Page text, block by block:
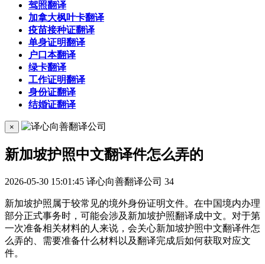
驾照翻译
加拿大枫叶卡翻译
疫苗接种证翻译
单身证明翻译
户口本翻译
绿卡翻译
工作证明翻译
身份证翻译
结婚证翻译
×
新加坡护照中文翻译件怎么弄的
2026-05-30 15:01:45 译心向善翻译公司 34
新加坡护照属于较常见的境外身份证明文件。在中国境内办理
部分正式事务时，可能会涉及新加坡护照翻译成中文。对于第
一次准备相关材料的人来说，会关心新加坡护照中文翻译件怎
么弄的、需要准备什么材料以及翻译完成后如何获取对应文
件。